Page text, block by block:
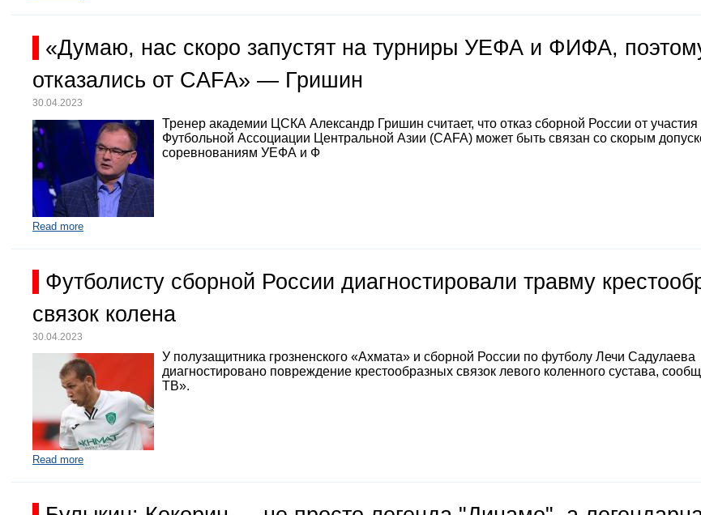
«Думаю, нас скоро запустят на турниры УЕФА и ФИФА,
отказались от CAFA» — Гришин
30.04.2023
Тренер академии ЦСКА Александр Гришин считает, что отказ сборной России от участия
Футбольной Ассоциации Центральной Азии (CAFA) может быть связан со скорым
соревнованиям УЕФА и Ф
Read more
Футболисту сборной России диагностировали травму
связок колена
30.04.2023
У полузащитника грозненского «Ахмата» и сборной России по футболу Лечи Садулаева
диагностировано повреждение крестообразных связок левого коленного сустава,
ТВ».
Read more